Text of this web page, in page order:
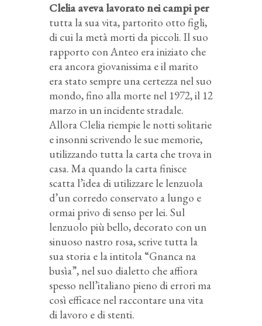
Clelia aveva lavorato nei campi per
tutta la sua vita, partorito otto figli,
di cui la metà morti da piccoli. Il suo
rapporto con Anteo era iniziato che
era ancora giovanissima e il marito
era stato sempre una certezza nel suo
mondo, fino alla morte nel 1972, il 12
marzo in un incidente stradale.
Allora Clelia riempie le notti solitarie
e insonni scrivendo le sue memorie,
utilizzando tutta la carta che trova in
casa. Ma quando la carta finisce
scatta l’idea di utilizzare le lenzuola
d’un corredo conservato a lungo e
ormai privo di senso per lei. Sul
lenzuolo più bello, decorato con un
sinuoso nastro rosa, scrive tutta la
sua storia e la intitola “Gnanca na
busìa”, nel suo dialetto che affiora
spesso nell’italiano pieno di errori ma
così efficace nel raccontare una vita
di lavoro e di stenti.